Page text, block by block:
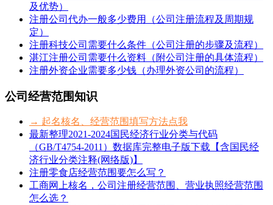
及优势）
注册公司代办一般多少费用（公司注册流程及周期规
定）
注册科技公司需要什么条件（公司注册的步骤及流程）
湛江注册公司需要什么资料（附公司注册的具体流程）
注册外资企业需要多少钱（办理外资公司的流程）
公司经营范围知识
→ 起名核名、经营范围填写方法点我
最新整理2021-2024国民经济行业分类与代码
（GB/T4754-2011）数据库完整电子版下载【含国民经
济行业分类注释(网络版)】
注册零食店经营范围要怎么写？
工商网上核名，公司注册经营范围、营业执照经营范围
怎么选？